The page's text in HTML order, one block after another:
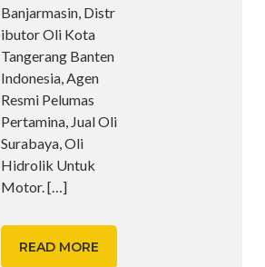
Banjarmasin, Distr
ibutor Oli Kota
Tangerang Banten
Indonesia, Agen
Resmi Pelumas
Pertamina, Jual Oli
Surabaya, Oli
Hidrolik Untuk
Motor.[…]
READ MORE